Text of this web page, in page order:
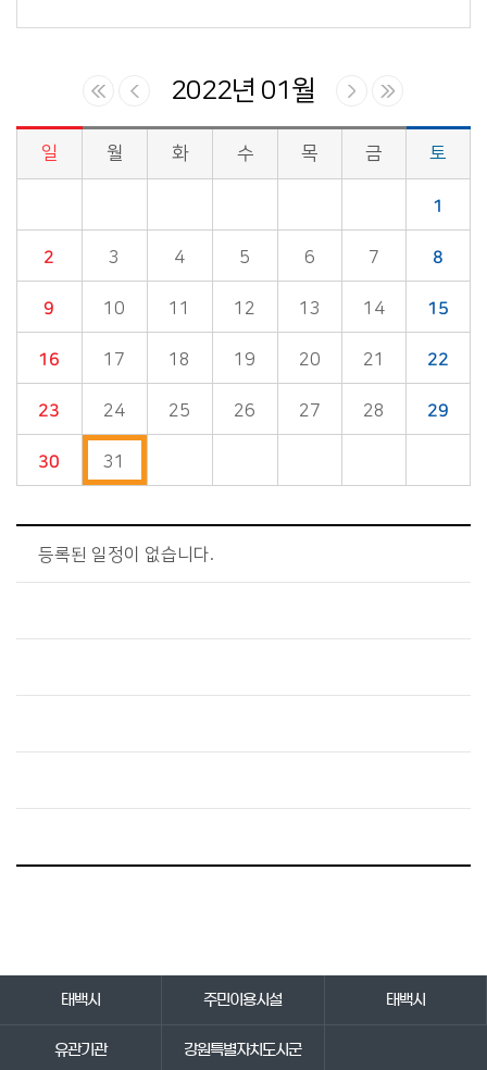
2022년 01월
시정소식>시정 캘린더 게시판의 (2022년 01월) 달력형태로 일정명, 일정내용을 제공합니다.
일 월 화 수 목 금 토
1
2 3 4 5 6 7 8
9 10 11 12 13 14 15
16 17 18 19 20 21 22
23 24 25 26 27 28 29
30 31
등록된 일정이 없습니다.
태백시 주민이용시설 태백시
유관기관 강원특별자치도시군